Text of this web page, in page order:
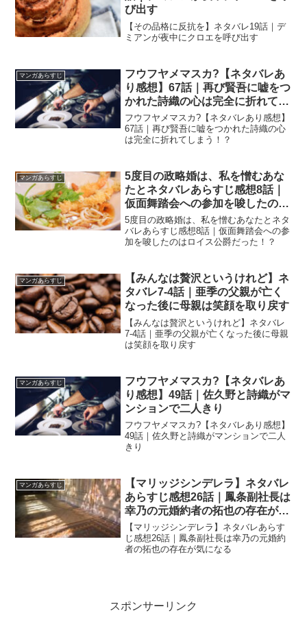
び出す
【その品格に反抗を】ネタバレ19話｜デ
ミアンが夜中にクロエを呼び出す
マンガあらすじ
フウフヤメマスカ?【ネタバレあ
り感想】67話｜再び賢吾に嘘をつ
かれた詩織の心は完全に折れてし
まう！？
フウフヤメマスカ?【ネタバレあり感想】
67話｜再び賢吾に嘘をつかれた詩織の心
は完全に折れてしまう！？
マンガあらすじ
5度目の政略婚は、私を憎むあな
たとネタバレあらすじ感想8話｜
仮面舞踏会への参加を唆したのは
ロイス公爵だった！？
5度目の政略婚は、私を憎むあなたとネタ
バレあらすじ感想8話｜仮面舞踏会への参
加を唆したのはロイス公爵だった！？
マンガあらすじ
【みんなは贅沢というけれど】ネ
タバレ7-4話｜亜季の父親が亡く
なった後に母親は笑顔を取り戻す
【みんなは贅沢というけれど】ネタバレ
7-4話｜亜季の父親が亡くなった後に母親
は笑顔を取り戻す
マンガあらすじ
フウフヤメマスカ?【ネタバレあ
り感想】49話｜佐久野と詩織がマ
ンションで二人きり
フウフヤメマスカ?【ネタバレあり感想】
49話｜佐久野と詩織がマンションで二人
きり
マンガあらすじ
【マリッジシンデレラ】ネタバレ
あらすじ感想26話｜鳳条副社長は
幸乃の元婚約者の拓也の存在が気
になる
【マリッジシンデレラ】ネタバレあらす
じ感想26話｜鳳条副社長は幸乃の元婚約
者の拓也の存在が気になる
スポンサーリンク